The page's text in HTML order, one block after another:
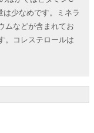
少なめです。ミネラ
ムなどが含まれてお
。コレステロールは